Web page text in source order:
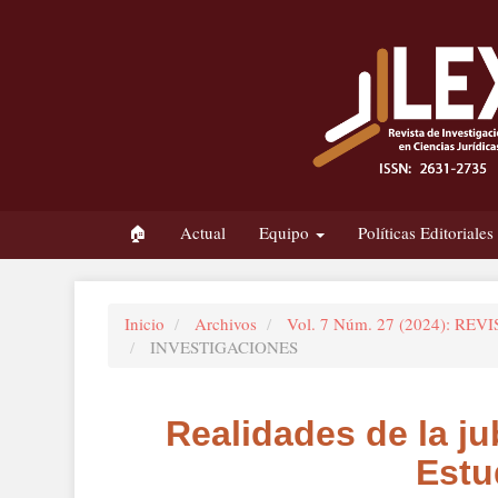
🏠 Actual Equipo Políticas Editoriales
Inicio Archivos
Vol. 7 Núm. 27 (2024):
INVESTIGACIONES
Realidades de la